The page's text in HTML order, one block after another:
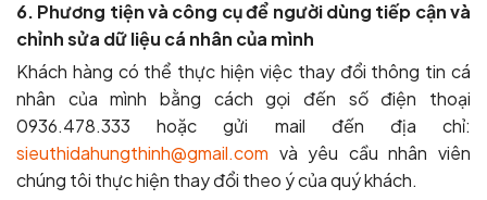
6. Phương tiện và công cụ để người dùng tiếp cận và
chỉnh sửa dữ liệu cá nhân của mình
Khách hàng có thể thực hiện việc thay đổi thông tin cá
nhân của mình bằng cách gọi đến số điện thoại
0936.478.333 hoặc gửi mail đến địa chỉ:
sieuthidahungthinh@gmail.com và yêu cầu nhân viên
chúng tôi thực hiện thay đổi theo ý của quý khách.